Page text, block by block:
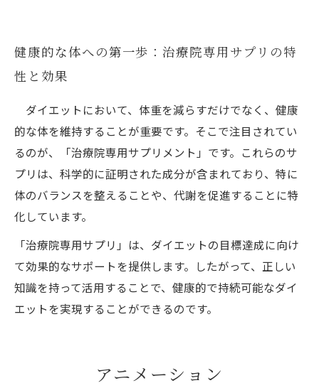
健康的な体への第一歩：治療院専用サプリの特
性と効果
ダイエットにおいて、体重を減らすだけでなく、健康
的な体を維持することが重要です。そこで注目されてい
るのが、「治療院専用サプリメント」です。これらのサ
プリは、科学的に証明された成分が含まれており、特に
体のバランスを整えることや、代謝を促進することに特
化しています。
「治療院専用サプリ」は、ダイエットの目標達成に向け
て効果的なサポートを提供します。したがって、正しい
知識を持って活用することで、健康的で持続可能なダイ
エットを実現することができるのです。
アニメーション